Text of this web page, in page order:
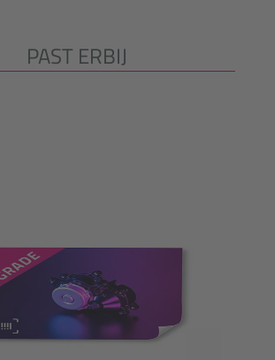
overslaan
PAST ERBIJ